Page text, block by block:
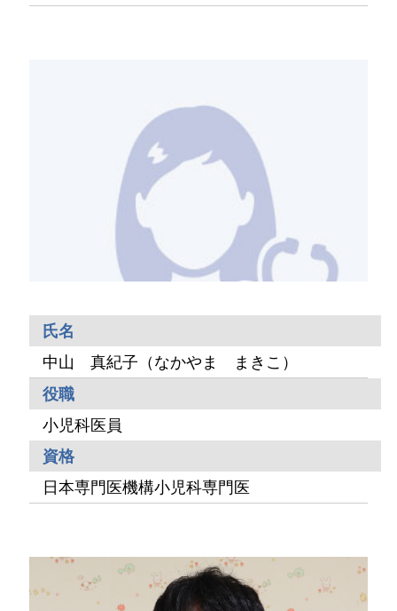
氏名
中山 真紀子（なかやま まきこ）
役職
小児科医員
資格
日本専門医機構小児科専門医